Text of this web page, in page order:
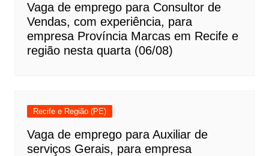
Vaga de emprego para Consultor de
Vendas, com experiência, para
empresa Província Marcas em Recife e
região nesta quarta (06/08)
Recife e Região (PE)
Vaga de emprego para Auxiliar de
serviços Gerais, para empresa